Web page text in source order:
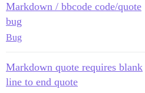
Markdown / bbcode code/quote
bug
Bug
Markdown quote requires blank
line to end quote